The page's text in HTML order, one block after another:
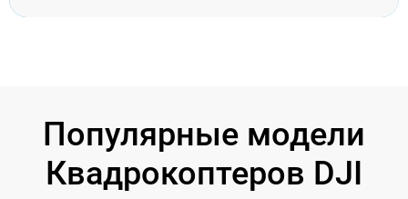
Популярные модели
Квадрокоптеров DJI